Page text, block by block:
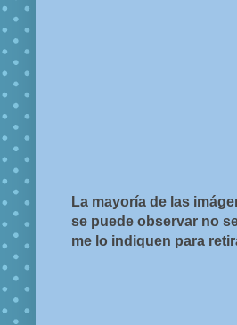
La mayoría de las
se puede observar no
me lo indiquen para